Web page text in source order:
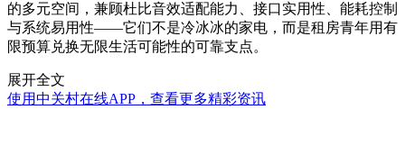
的多元空间，兼顾杜比音效适配能力、接口实用性、能耗控制
与系统易用性——它们不是冷冰冰的家电，而是租房青年用有
限预算兑换无限生活可能性的可靠支点。
展开全文
使用中关村在线APP，查看更多精彩资讯